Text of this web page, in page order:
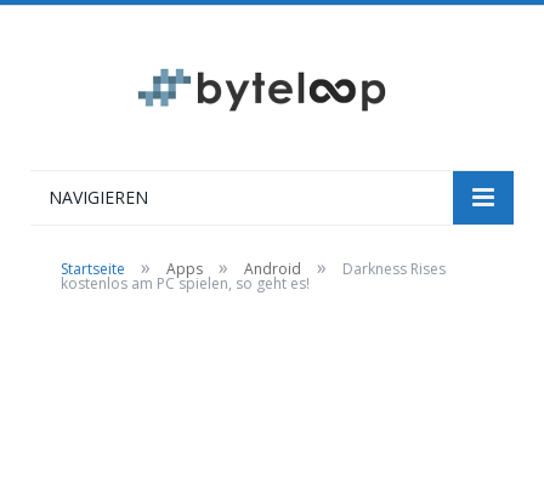
NAVIGIEREN
Startseite » Apps » Android » Darkness Rises
kostenlos am PC spielen, so geht es!